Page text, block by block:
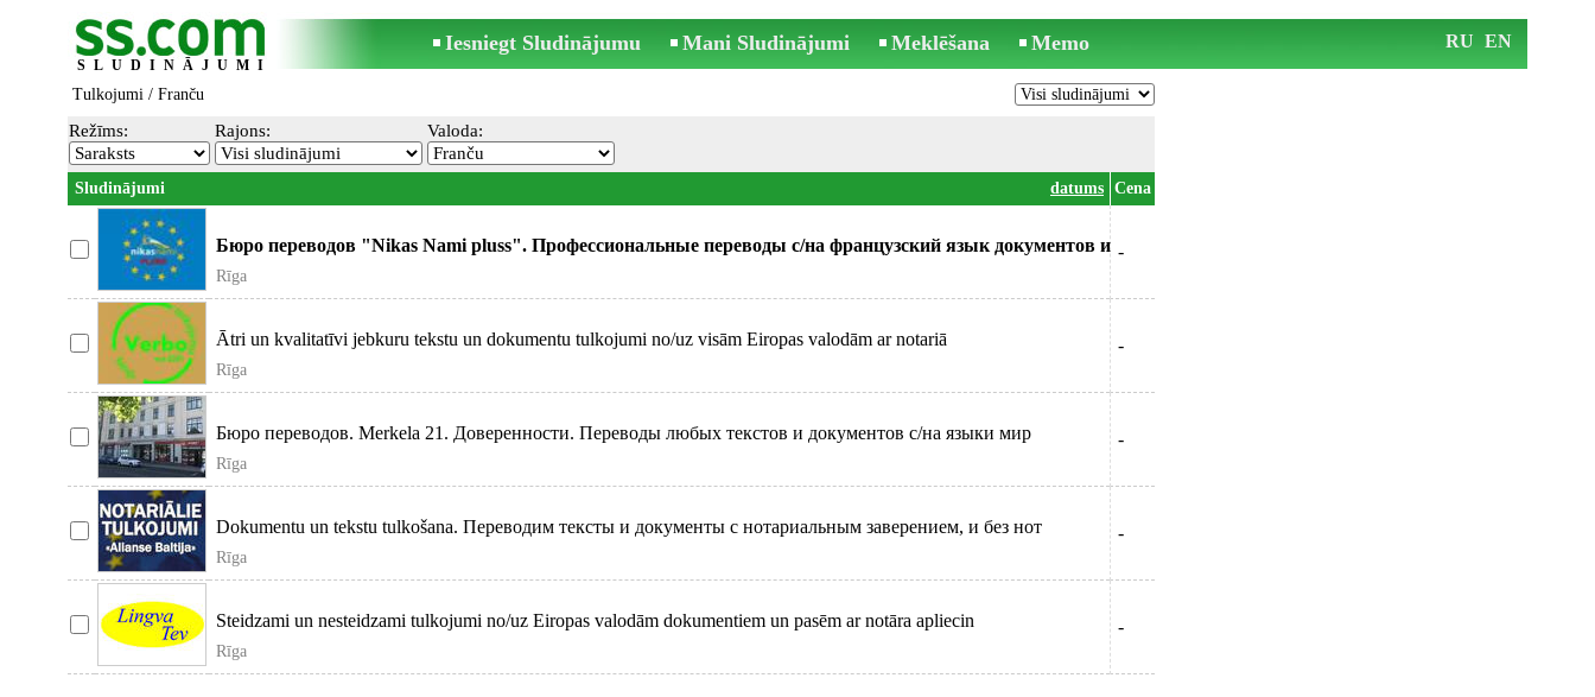
SLUDINĀJUMI
Iesniegt Sludinājumu Mani Sludinājumi Meklēšana Memo RU EN
Tulkojumi / Franču
Režīms: Rajons: Valoda:
Sludinājumi datums Cena
Бюро переводов "Nikas Nami pluss". Профессиональные переводы с/на французский язык документов и
Rīga
-
Ātri un kvalitatīvi jebkuru tekstu un dokumentu tulkojumi no/uz visām Eiropas valodām ar notariā
Rīga
-
Бюро переводов. Merkela 21. Доверенности. Переводы любых текстов и документов c/на языки мир
Rīga
-
Dokumentu un tekstu tulkošana. Переводим тексты и документы с нотариальным заверением, и без нот
Rīga
-
Steidzami un nesteidzami tulkojumi no/uz Eiropas valodām dokumentiem un pasēm ar notāra apliecin
Rīga
-